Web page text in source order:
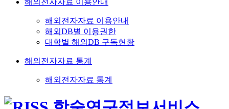
해외전자자료 이용안내
해외전자자료 이용안내
해외DB별 이용권한
대학별 해외DB 구독현황
해외전자자료 통계
해외전자자료 통계